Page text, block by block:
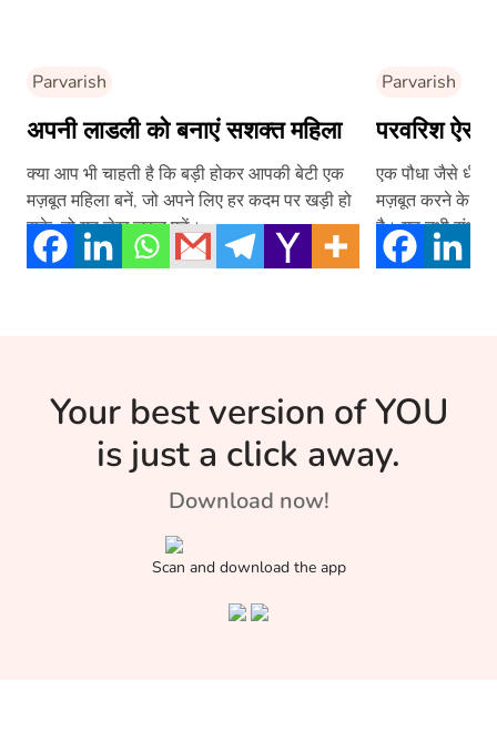
Parvarish
अपनी लाडली को बनाएं सशक्त महिला
क्या आप भी चाहती है कि बड़ी होकर आपकी बेटी एक
मज़बूत महिला बनें, जो अपने लिए हर कदम पर खड़ी हो
सके, तो यह लेख ज़रूर पढ़ें।
Parvarish
परवरिश ऐसी
एक पौधा जैसे धीरे-
मज़बूत करने के लिये
है। यह तभी संभव
की प्रतियोगिता
Your best version of YOU
is just a click away.
Download now!
Scan and download the app